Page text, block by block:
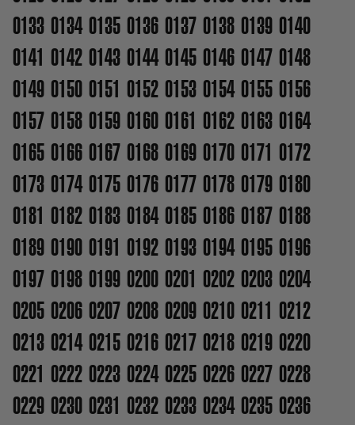
0133 0134 0135 0136 0137 0138 0139 0140
0141 0142 0143 0144 0145 0146 0147 0148
0149 0150 0151 0152 0153 0154 0155 0156
0157 0158 0159 0160 0161 0162 0163 0164
0165 0166 0167 0168 0169 0170 0171 0172
0173 0174 0175 0176 0177 0178 0179 0180
0181 0182 0183 0184 0185 0186 0187 0188
0189 0190 0191 0192 0193 0194 0195 0196
0197 0198 0199 0200 0201 0202 0203 0204
0205 0206 0207 0208 0209 0210 0211 0212
0213 0214 0215 0216 0217 0218 0219 0220
0221 0222 0223 0224 0225 0226 0227 0228
0229 0230 0231 0232 0233 0234 0235 0236